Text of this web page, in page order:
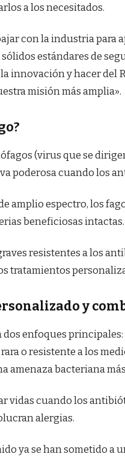
a los necesitados.
con la industria para
estándares de
innovación y hacer del
misión más amplia».
(virus que se
poderosa cuando los
amplio espectro, los
beneficiosas intactas.
resistentes a los
tratamientos
y
enfoques
o resistente a los
amenaza bacteriana
vidas cuando los
alergias.
ya se han sometido a